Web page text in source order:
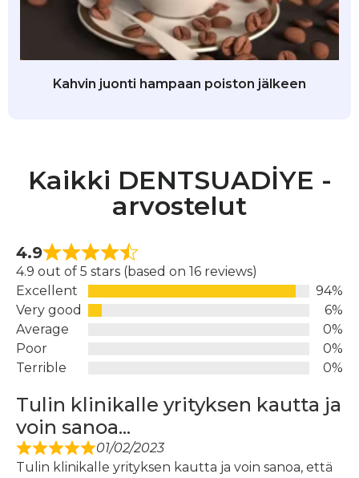
Kahvin juonti hampaan poiston jälkeen
Kaikki DENTSUADİYE -
arvostelut
4.9
4.9 out of 5 stars (based on 16 reviews)
Excellent
94%
Very good
6%
Average
0%
Poor
0%
Terrible
0%
Tulin klinikalle yrityksen kautta ja
voin sanoa...
01/02/2023
Tulin klinikalle yrityksen kautta ja voin sanoa, että